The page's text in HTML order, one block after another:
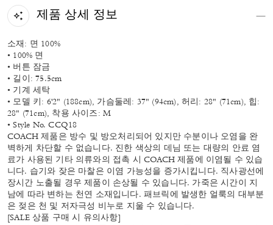
제품 상세 정보
소재: 면 100%
• 100% 면
• 버튼 잠금
• 길이: 75.5cm
• 기계 세탁
• 모델 키: 6'2" (188cm), 가슴둘레: 37" (94cm), 허리: 28" (71cm), 힙:
28" (71cm), 착용 사이즈: M
• Style No. CCQ18
COACH 제품은 방수 및 방오처리되어 있지만 수분이나 오염을 완
벽하게 차단할 수 없습니다. 진한 색상의 데님 또는 대량의 안료 염
료가 사용된 기타 의류와의 접촉 시 COACH 제품에 이염될 수 있습
니다. 습기와 잦은 마찰은 이염 가능성을 증가시킵니다. 직사광선에
장시간 노출될 경우 제품이 손상될 수 있습니다. 가죽은 시간이 지
남에 따라 변하는 천연 소재입니다. 패브릭에 발생한 얼룩의 대부분
은 젖은 천 및 저자극성 비누로 지울 수 있습니다.
[SALE 상품 구매 시 유의사항]